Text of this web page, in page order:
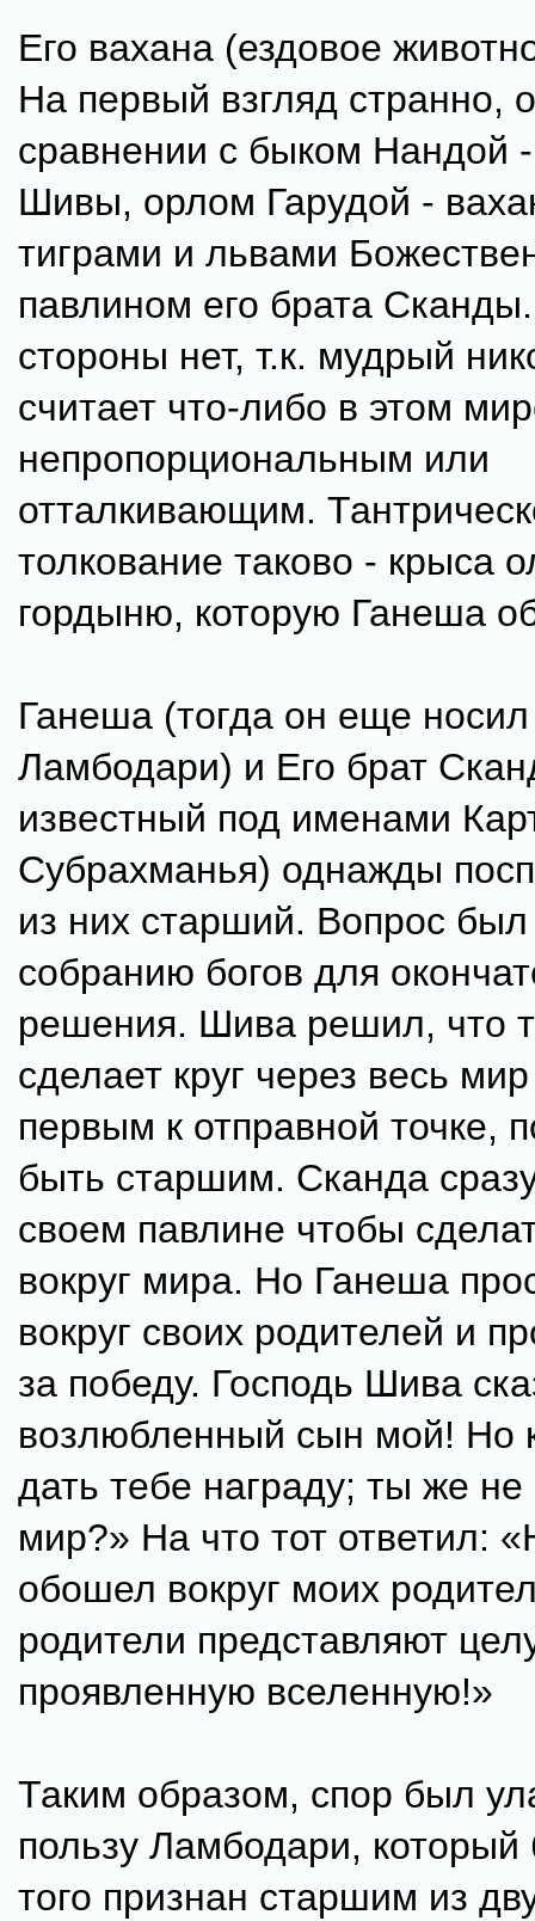
Его вахана (ездовое
На первый взгляд странно,
сравнении с быком Нандой
Шивы, орлом Гарудой -
тиграми и львами
павлином его брата
стороны нет, т.к. мудрый
считает что-либо в этом
непропорциональным или
отталкивающим.
толкование таково - крыса
гордыню, которую Ганеша
Ганеша (тогда он еще
Ламбодари) и Его брат
известный под именами
Субрахманья) однажды
из них старший. Вопрос
собранию богов для
решения. Шива решил, что
сделает круг через весь
первым к отправной точке,
быть старшим. Сканда
своем павлине чтобы
вокруг мира. Но Ганеша
вокруг своих родителей и
за победу. Господь Шива
возлюбленный сын мой! Но
дать тебе награду; ты же
мир?» На что тот ответил:
обошел вокруг моих
родители представляют
проявленную вселенную!»
Таким образом, спор был
пользу Ламбодари,
того признан старшим из